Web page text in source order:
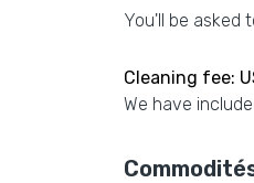
You'll be asked
Cleaning fee:
We have